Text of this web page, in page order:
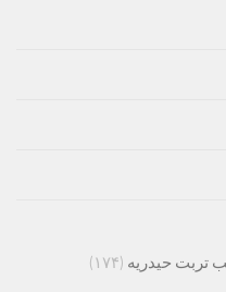
تربت حیدریه (۱۷۴)